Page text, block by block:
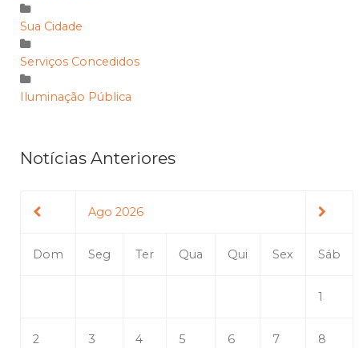
Sua Cidade
Serviços Concedidos
Iluminação Pública
Notícias Anteriores
Ago 2026
Dom Seg Ter Qua Qui Sex Sáb
1
2 3 4 5 6 7 8